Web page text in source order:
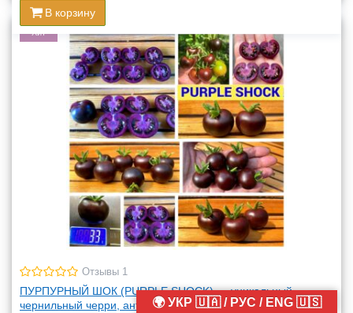
В корзину
Хит
Отзывы 1
ПУРПУРНЫЙ ШОК (PURPLE SHOCK) — уникальный
чернильный черри, антоциан, 5 семян🌍 УКР 🇺🇦 / РУС / ENG 🇺🇸